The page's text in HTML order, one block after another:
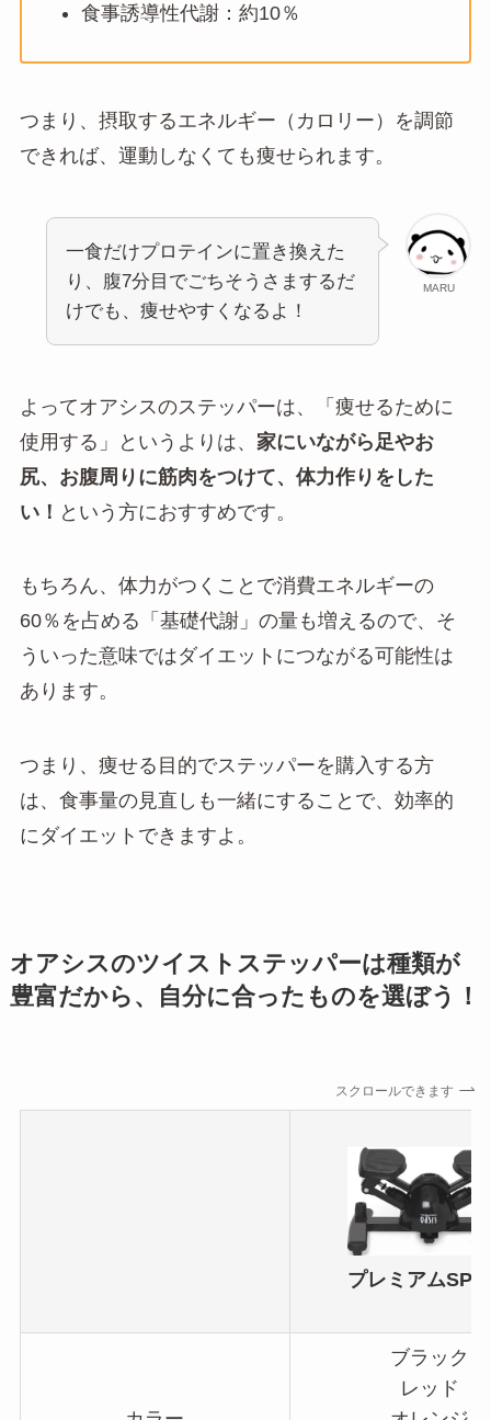
食事誘導性代謝：約10％
つまり、摂取するエネルギー（カロリー）を調節
できれば、運動しなくても痩せられます。
MARU
一食だけプロテインに置き換えた
り、腹7分目でごちそうさまするだ
けでも、痩せやすくなるよ！
よってオアシスのステッパーは、「痩せるために
使用する」というよりは、 家にいながら足やお
尻、お腹周りに筋肉をつけて、体力作りをした
い！ という方におすすめです。
もちろん、体力がつくことで消費エネルギーの
60％を占める「基礎代謝」の量も増えるので、そ
ういった意味ではダイエットにつながる可能性は
あります。
つまり、痩せる目的でステッパーを購入する方
は、食事量の見直しも一緒にすることで、効率的
にダイエットできますよ。
オアシスのツイストステッパーは種類が
豊富だから、自分に合ったものを選ぼう！
スクロールできます
プレミアムSP-
ブラック
レッド